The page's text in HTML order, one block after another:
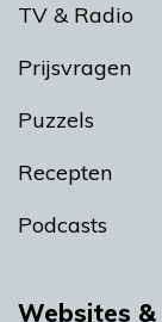
TV & Radio
Prijsvragen
Puzzels
Recepten
Podcasts
Websites &